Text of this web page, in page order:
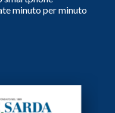
minuto per minuto